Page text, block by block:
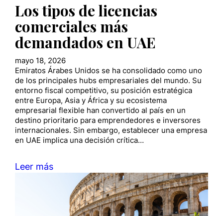
Los tipos de licencias
comerciales más
demandados en UAE
mayo 18, 2026
Emiratos Árabes Unidos se ha consolidado como uno
de los principales hubs empresariales del mundo. Su
entorno fiscal competitivo, su posición estratégica
entre Europa, Asia y África y su ecosistema
empresarial flexible han convertido al país en un
destino prioritario para emprendedores e inversores
internacionales. Sin embargo, establecer una empresa
en UAE implica una decisión crítica…
Leer más